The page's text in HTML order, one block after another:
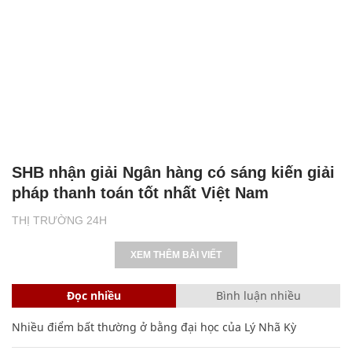
THỊ TRƯỜNG 24H
SHB nhận giải Ngân hàng có sáng kiến giải
pháp thanh toán tốt nhất Việt Nam
XEM THÊM BÀI VIẾT
Đọc nhiều Bình luận nhiều
Nhiều điểm bất thường ở bằng đại học của Lý Nhã Kỳ